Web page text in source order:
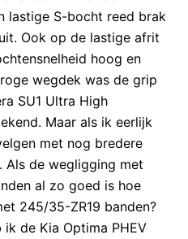
lastige S-bocht reed brak
Ook op de lastige afrit
hoog en
wegdek was de grip
SU1 Ultra High
Maar als ik eerlijk
met nog bredere
Als de wegligging met
al zo goed is hoe
245/35-ZR19 banden?
de Kia Optima PHEV